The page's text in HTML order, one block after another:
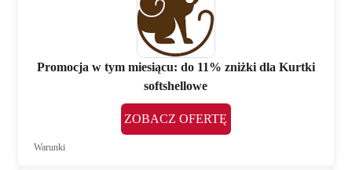
Promocja w tym miesiącu: do 11% zniżki dla Kurtki
softshellowe
ZOBACZ OFERTĘ
Warunki